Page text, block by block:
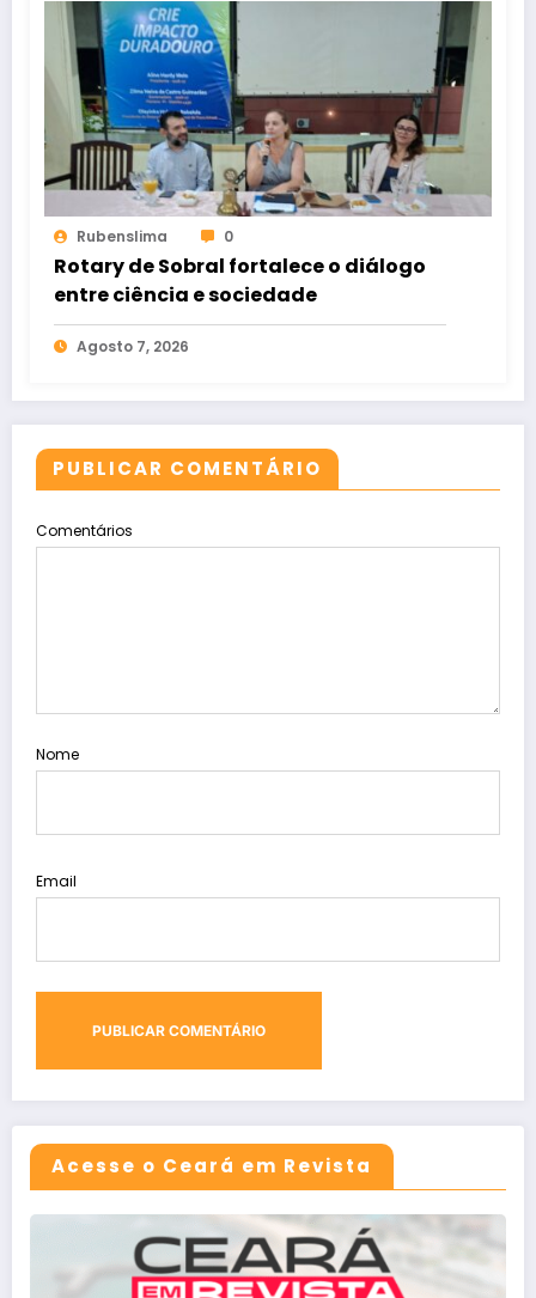
Rubenslima 0
Rotary de Sobral fortalece o diálogo
entre ciência e sociedade
Agosto 7, 2026
PUBLICAR COMENTÁRIO
Comentários
Nome
Email
Acesse o Ceará em Revista